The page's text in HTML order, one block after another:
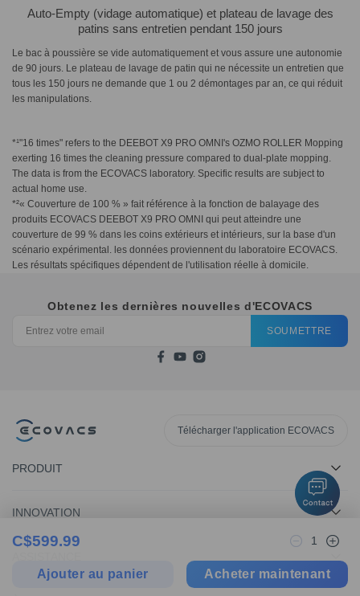
Auto-Empty (vidage automatique) et plateau de lavage des
patins sans entretien pendant 150 jours
Le bac à poussière se vide automatiquement et vous assure une autonomie
de 90 jours. Le plateau de lavage de patin qui ne nécessite un entretien que
tous les 150 jours ne demande que 1 ou 2 démontages par an, ce qui réduit
les manipulations.
*¹"16 times" refers to the DEEBOT X9 PRO OMNI's OZMO ROLLER Mopping
exerting 16 times the cleaning pressure compared to dual-plate mopping.
The data is from the ECOVACS laboratory. Specific results are subject to
actual home use.
*²« Couverture de 100 % » fait référence à la fonction de balayage des
produits ECOVACS DEEBOT X9 PRO OMNI qui peut atteindre une
couverture de 99 % dans les coins extérieurs et intérieurs, sur la base d'un
scénario expérimental. les données proviennent du laboratoire ECOVACS.
Les résultats spécifiques dépendent de l'utilisation réelle à domicile.
C$599.99 1
Ajouter au panier Acheter maintenant
Obtenez les dernières nouvelles d'ECOVACS
SOUMETTRE
Télécharger l'application ECOVACS
PRODUIT
INNOVATION